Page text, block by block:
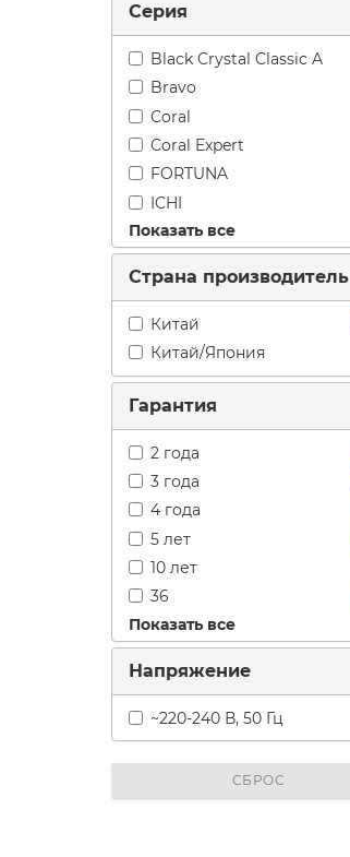
Loriot
MDV
Midea
Royal Clima
Tosot
XIGMA
Бирюса
Серия
Black Crystal Classic A
Bravo
Coral
Coral Expert
FORTUNA
ICHI
LIGHTERA ON-OFF
Neo Premium Classic A
Показать все
Страна производитель
Китай
Китай/Япония
Гарантия
2 года
3 года
4 года
5 лет
10 лет
36
48
60
Показать все
Напряжение
~220-240 В, 50 Гц
СБРОС